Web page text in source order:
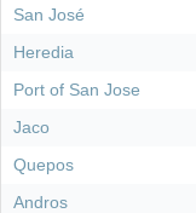
San José
Heredia
Port of San Jose
Jaco
Quepos
Andros